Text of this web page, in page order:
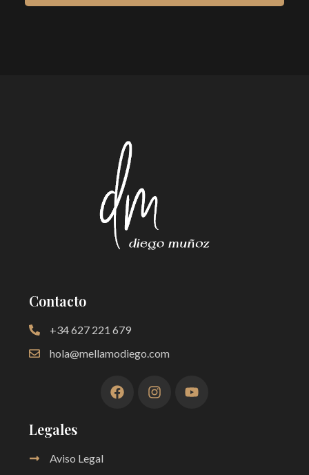
Contacto
+34 627 221 679
hola@mellamodiego.com
Legales
Aviso Legal